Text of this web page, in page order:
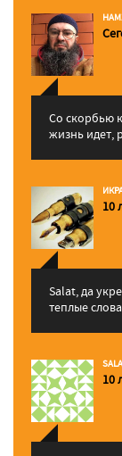
Со скорбью
жизнь идет,
10
Salat, да
теплые
10